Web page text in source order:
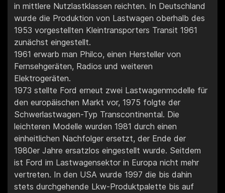
in mittlere Nutzlastklassen reichten. In Deutschland
wurde die Produktion von Lastwagen oberhalb des
1953 vorgestellten Kleintransporters Transit 1961
zunächst eingestellt.
1961 erwarb man Philco, einen Hersteller von
Fernsehgeräten, Radios und weiteren
Elektrogeräten.
1973 stellte Ford erneut zwei Lastwagenmodelle für
den europäischen Markt vor, 1975 folgte der
Schwerlastwagen-Typ Transcontinental. Die
leichteren Modelle wurden 1981 durch einen
einheitlichen Nachfolger ersetzt, der Ende der
1980er Jahre ersatzlos eingestellt wurde. Seitdem
ist Ford im Lastwagensektor in Europa nicht mehr
vertreten. In den USA wurde 1997 die bis dahin
stets durchgehende Lkw-Produktpalette bis auf